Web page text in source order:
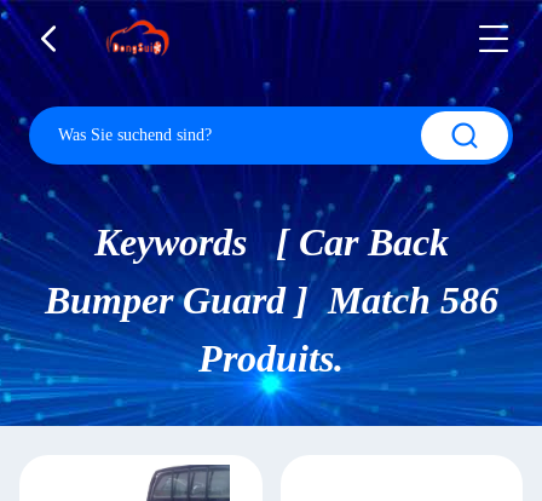
Keywords [ Car Back
Bumper Guard ] Match 586
Produits.